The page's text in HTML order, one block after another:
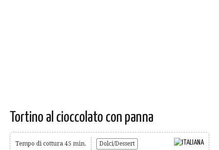
Tortino al cioccolato con panna
Tempo di cottura 45 min. Dolci/Dessert